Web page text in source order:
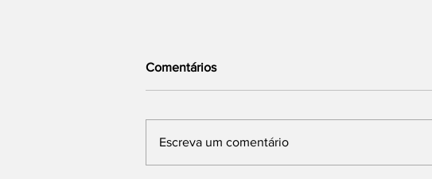
Comentários
Escreva um comentário